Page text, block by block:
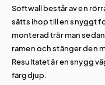
Softwall består av en
sätts ihop till en snyggt
monterad trär man
ramen och stänger den
Resultatet är en snygg
färgdjup.